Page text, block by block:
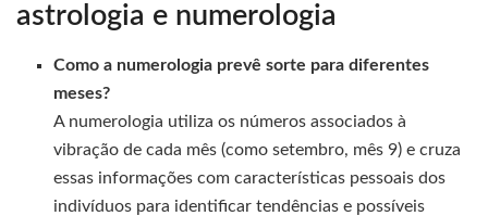
astrologia e numerologia
Como a numerologia prevê sorte para diferentes
meses?
A numerologia utiliza os números associados à
vibração de cada mês (como setembro, mês 9) e cruza
essas informações com características pessoais dos
indivíduos para identificar tendências e possíveis